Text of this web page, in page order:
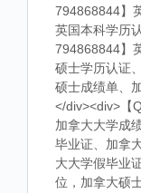
794868844】
英国本科学历
794868844】
硕士学历认证
硕士成绩单、
</div><div>【
加拿大大学成
毕业证、加拿
大大学假毕业
位，加拿大硕